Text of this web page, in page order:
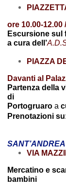
ore 10.00-12.00
Escursione sul
a cura dell’
PIAZZA
Davanti al
Partenza della
di
Portogruaro a
Prenotazioni
VIA
Mercatino e
bambini